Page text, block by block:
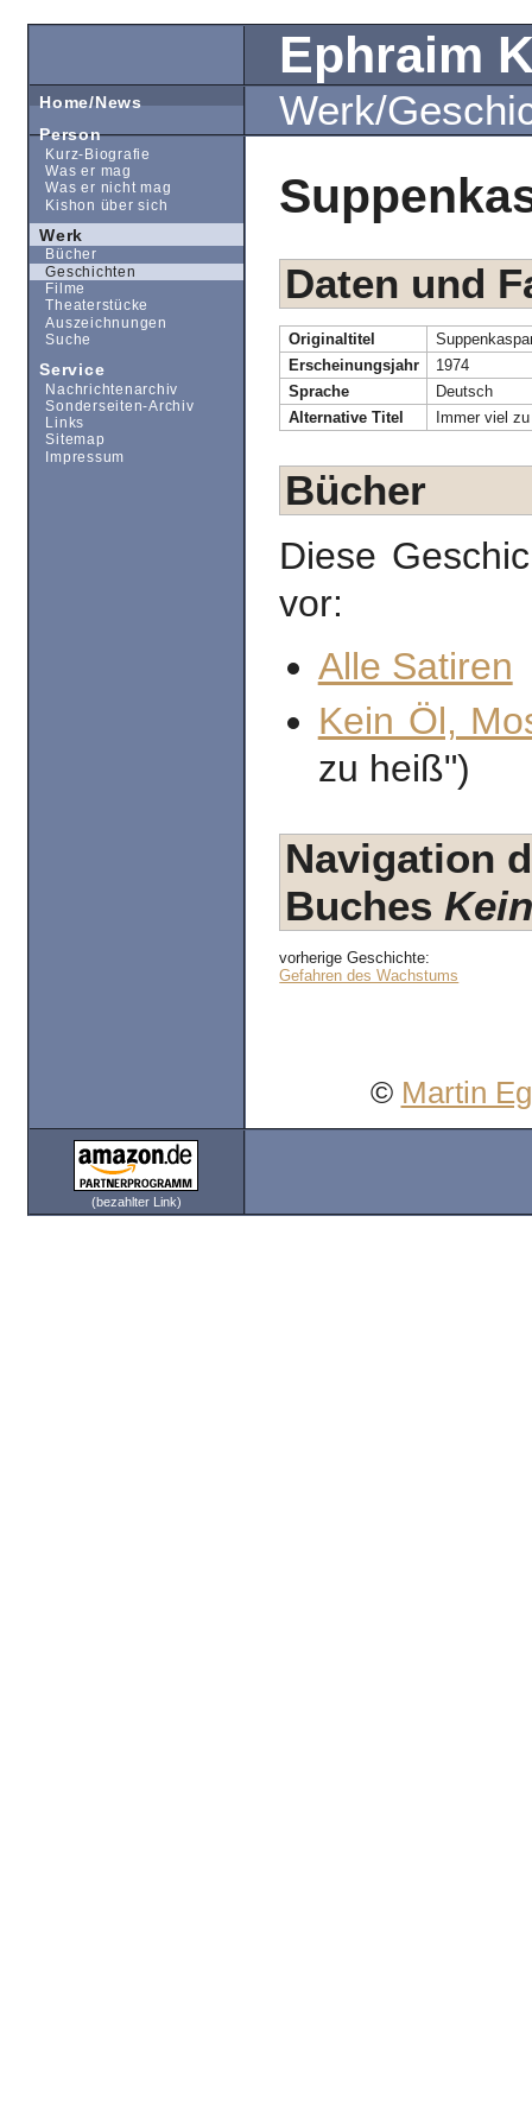
Ephraim
Werk/
Daten und
Originaltitel
Erscheinungsjahr
1974
Sprache
Deutsch
Alternative Titel
Immer viel
Bücher
Diese
vor:
Alle Satiren
Kein Öl,
zu heiß")
Navigation
Buches
vorherige Geschichte:
Gefahren des Wachstums
© Martin
(bezahlter Link)
Home/News
Person
Kurz-Biografie
Was er mag
Was er nicht mag
Kishon über sich
Werk
Bücher
Geschichten
Filme
Theaterstücke
Auszeichnungen
Suche
Service
Nachrichtenarchiv
Sonderseiten-Archiv
Links
Sitemap
Impressum